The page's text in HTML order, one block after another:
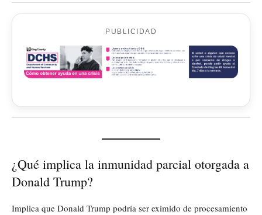
PUBLICIDAD
¿Qué implica la inmunidad parcial otorgada a
Donald Trump?
Implica que Donald Trump podría ser eximido de procesamiento